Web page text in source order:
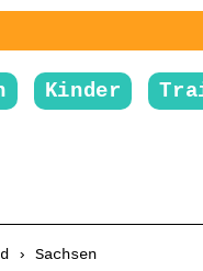
Kinder
› Sachsen